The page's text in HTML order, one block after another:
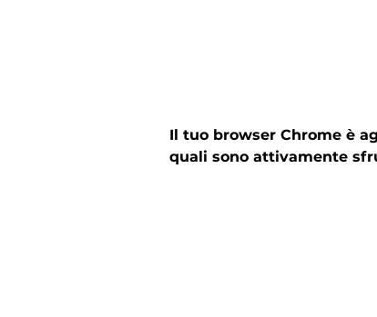
Il tuo browser Chrome è
quali sono attivamente